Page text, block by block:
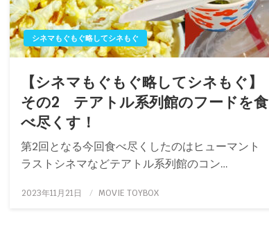
シネマもぐもぐ略してシネもぐ
【シネマもぐもぐ略してシネもぐ】
その2 テアトル系列館のフードを食
べ尽くす！
第2回となる今回食べ尽くしたのはヒューマント
ラストシネマなどテアトル系列館のコン…
投
2023年11月21日 MOVIE TOYBOX